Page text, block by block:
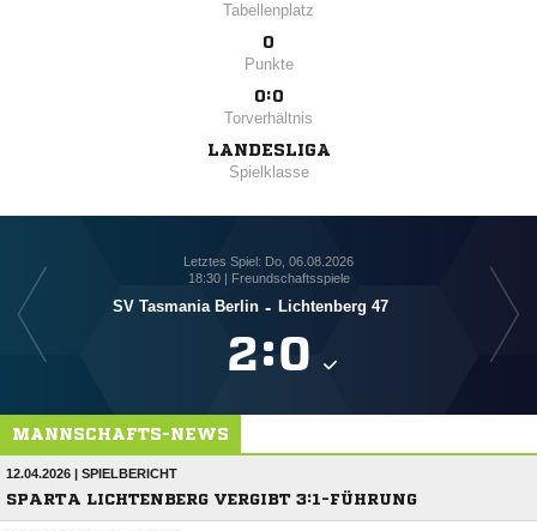
Tabellenplatz
0
Punkte
0:0
Torverhältnis
LANDESLIGA
Spielklasse
Letztes Spiel: Do, 06.08.2026
18:30 | Freundschaftsspiele
SV Tasmania Berlin - Lichtenberg 47
:
MANNSCHAFTS-NEWS
12.04.2026 | SPIELBERICHT
SPARTA LICHTENBERG VERGIBT 3:1-FÜHRUNG